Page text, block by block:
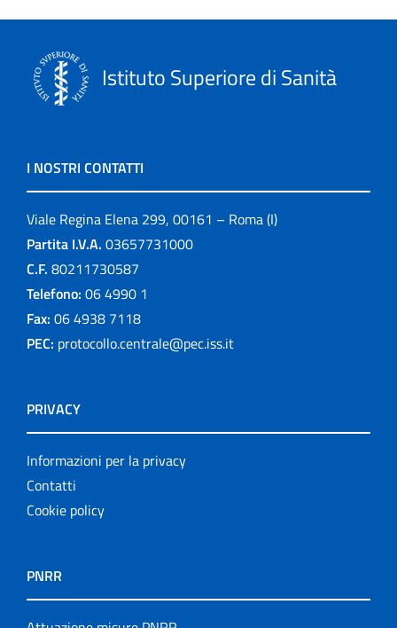
Istituto Superiore di Sanità
I NOSTRI CONTATTI
Viale Regina Elena 299, 00161 – Roma (I)
Partita I.V.A. 03657731000
C.F. 80211730587
Telefono: 06 4990 1
Fax: 06 4938 7118
PEC: protocollo.centrale@pec.iss.it
PRIVACY
Informazioni per la privacy
Contatti
Cookie policy
PNRR